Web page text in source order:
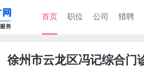
首页 职位 公司 猎聘
徐州市云龙区冯记综合门